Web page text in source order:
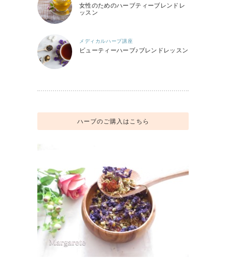
女性のためのハーブティーブレンドレ
ッスン
メディカルハーブ講座
ビューティーハーブ♪ブレンドレッスン
ハーブのご購入はこちら